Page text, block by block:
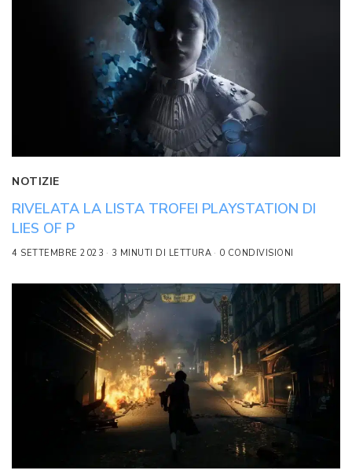
NOTIZIE
RIVELATA LA LISTA TROFEI PLAYSTATION DI
LIES OF P
4 SETTEMBRE 2023 3 MINUTI DI LETTURA 0 CONDIVISIONI